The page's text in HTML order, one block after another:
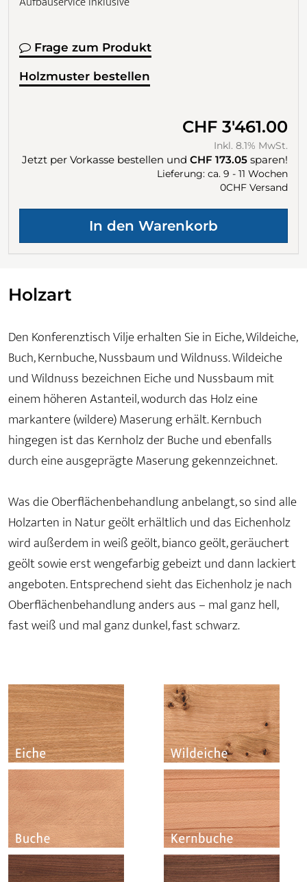
Frage zum Produkt
Holzmuster bestellen
CHF 3'461.00
Inkl. 8.1% MwSt.
Jetzt per Vorkasse bestellen und CHF 173.05 sparen!
Lieferung: ca. 9 - 11 Wochen
0CHF Versand
Holzart
Den Konferenztisch Vilje erhalten Sie in Eiche, Wildeiche,
Buch, Kernbuche, Nussbaum und Wildnuss. Wildeiche
und Wildnuss bezeichnen Eiche und Nussbaum mit
einem höheren Astanteil, wodurch das Holz eine
markantere (wildere) Maserung erhält. Kernbuch
hingegen ist das Kernholz der Buche und ebenfalls
durch eine ausgeprägte Maserung gekennzeichnet.
Was die Oberflächenbehandlung anbelangt, so sind alle
Holzarten in Natur geölt erhältlich und das Eichenholz
wird außerdem in weiß geölt, bianco geölt, geräuchert
geölt sowie erst wengefarbig gebeizt und dann lackiert
angeboten. Entsprechend sieht das Eichenholz je nach
Oberflächenbehandlung anders aus – mal ganz hell,
fast weiß und mal ganz dunkel, fast schwarz.